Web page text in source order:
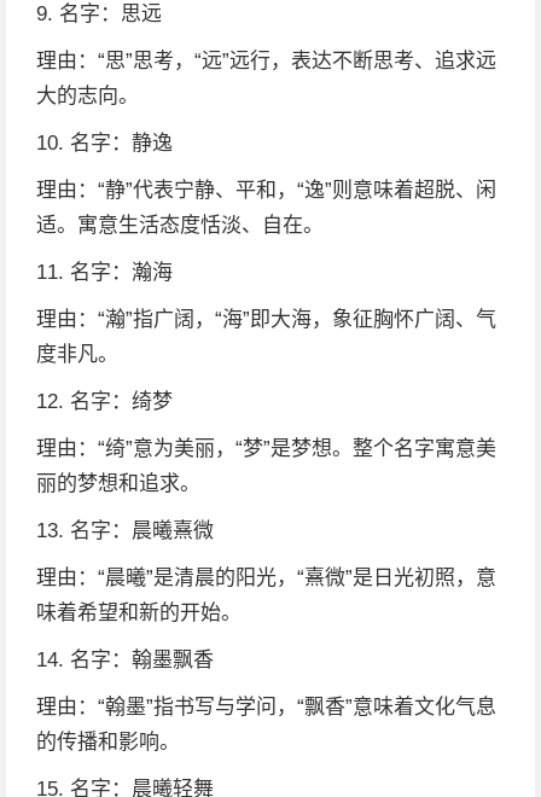
9. 名字：思远
理由：“思”思考，“远”远行，表达不断思考、追求远
大的志向。
10. 名字：静逸
理由：“静”代表宁静、平和，“逸”则意味着超脱、闲
适。寓意生活态度恬淡、自在。
11. 名字：瀚海
理由：“瀚”指广阔，“海”即大海，象征胸怀广阔、气
度非凡。
12. 名字：绮梦
理由：“绮”意为美丽，“梦”是梦想。整个名字寓意美
丽的梦想和追求。
13. 名字：晨曦熹微
理由：“晨曦”是清晨的阳光，“熹微”是日光初照，意
味着希望和新的开始。
14. 名字：翰墨飘香
理由：“翰墨”指书写与学问，“飘香”意味着文化气息
的传播和影响。
15. 名字：晨曦轻舞